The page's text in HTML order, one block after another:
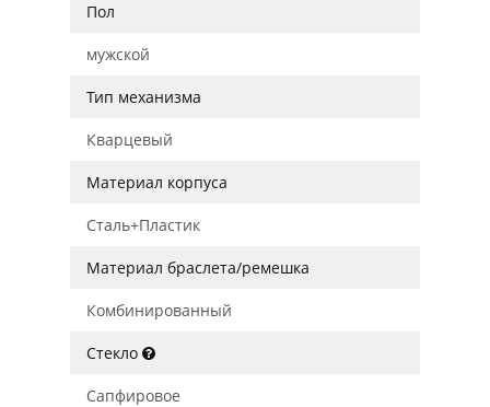
Пол
мужской
Тип механизма
Кварцевый
Материал корпуса
Сталь+Пластик
Материал браслета/ремешка
Комбинированный
Стекло
Сапфировое